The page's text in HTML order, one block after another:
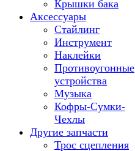
Крышки бака
Аксессуары
Стайлинг
Инструмент
Наклейки
Противоугонные
устройства
Музыка
Кофры-Сумки-
Чехлы
Другие запчасти
Трос сцепления